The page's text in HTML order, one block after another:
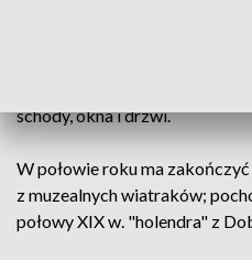
schody, okna i drzwi.
W połowie roku ma
z muzealnych wiatraków;
połowy XIX w. "holendra" z